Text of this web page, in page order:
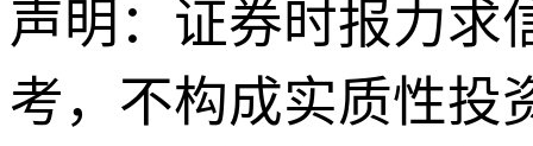
声明：证券时报力求
考，不构成实质性投